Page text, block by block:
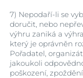
7) Nepodaří-li se
doručit, nebo
výhru zaniká a
který je oprávněn
Pořadatel,
jakoukoli
poškození,